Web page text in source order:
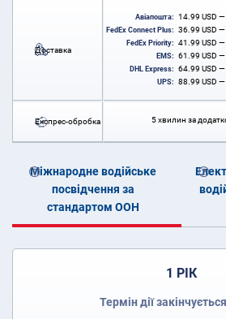
Доставка
Авіапошта: 14.99 USD —
FedEx Connect Plus: 36.99 USD —
FedEx Priority: 41.99 USD —
EMS: 61.99 USD —
DHL Express: 64.99 USD —
UPS: 88.99 USD —
Експрес-обробка 5 хвилин за
Міжнародне водійське
посвідчення за
стандартом ООН
1 РІК
Термін дії